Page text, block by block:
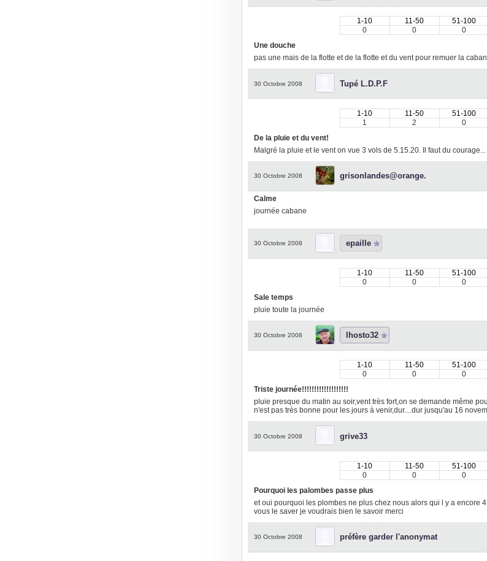
1-10 11-50 51-100
0
0 0
Une douche
pas une mais de la flotte et de la flotte et du vent pour remuer la
30 Octobre 2008 Tupé L.D.P.F
1-10 11-50 51-100
1
2 0
De la pluie et du vent!
Malgré la pluie et le vent on vue 3 vols de 5.15.20. Il faut du courage...
30 Octobre 2008 grisonlandes@orange.
Calme
journée cabane
30 Octobre 2008 epaille
1-10 11-50 51-100
0
0 0
Sale temps
pluie toute la journée
30 Octobre 2008 lhosto32
1-10 11-50 51-100
0
0 0
Triste journée!!!!!!!!!!!!!!!!!!!
pluie presque du matin au soir,vent très fort,on se demande même
n'est pas très bonne pour les jours à venir,dur....dur jusqu'au 16
30 Octobre 2008 grive33
1-10 11-50 51-100
0
0 0
Pourquoi les palombes passe plus
et oui pourquoi les plombes ne plus chez nous alors qui l y a encore
vous le saver je voudrais bien le savoir merci
30 Octobre 2008 préfère garder l'anonymat